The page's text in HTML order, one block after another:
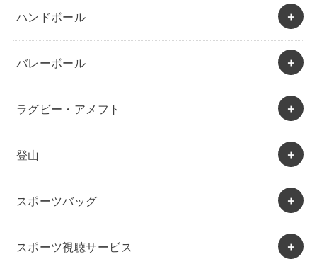
ハンドボール
バレーボール
ラグビー・アメフト
登山
スポーツバッグ
スポーツ視聴サービス